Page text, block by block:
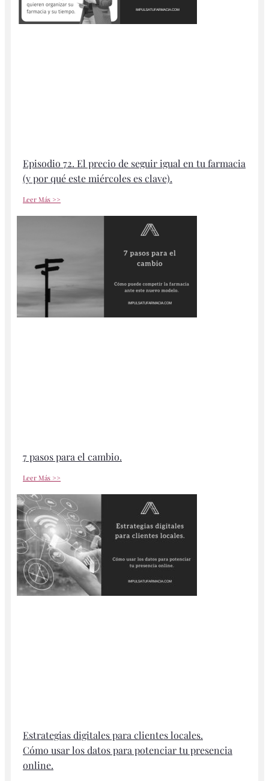
Episodio 72. El precio de seguir igual en tu farmacia
(y por qué este miércoles es clave).
Leer Más >>
7 pasos para el cambio.
Leer Más >>
Estrategias digitales para clientes locales.
Cómo usar los datos para potenciar tu presencia
online.